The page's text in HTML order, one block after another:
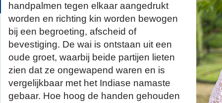
handpalmen tegen elkaar aangedrukt
worden en richting kin worden bewogen
bij een begroeting, afscheid of
bevestiging. De wai is ontstaan uit een
oude groet, waarbij beide partijen lieten
zien dat ze ongewapend waren en is
vergelijkbaar met het Indiase namaste
gebaar. Hoe hoog de handen gehouden